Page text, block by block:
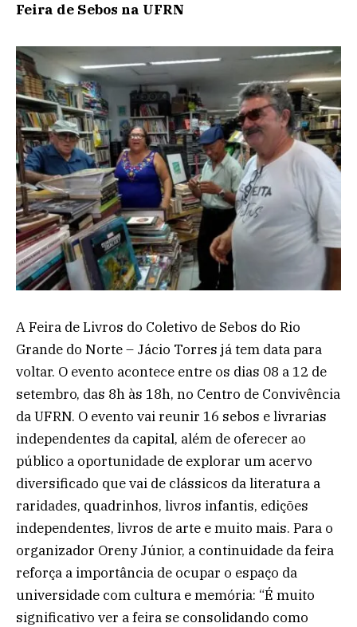
Feira de Sebos na UFRN
A Feira de Livros do Coletivo de Sebos do Rio
Grande do Norte – Jácio Torres já tem data para
voltar. O evento acontece entre os dias 08 a 12 de
setembro, das 8h às 18h, no Centro de Convivência
da UFRN. O evento vai reunir 16 sebos e livrarias
independentes da capital, além de oferecer ao
público a oportunidade de explorar um acervo
diversificado que vai de clássicos da literatura a
raridades, quadrinhos, livros infantis, edições
independentes, livros de arte e muito mais. Para o
organizador Oreny Júnior, a continuidade da feira
reforça a importância de ocupar o espaço da
universidade com cultura e memória: “É muito
significativo ver a feira se consolidando como